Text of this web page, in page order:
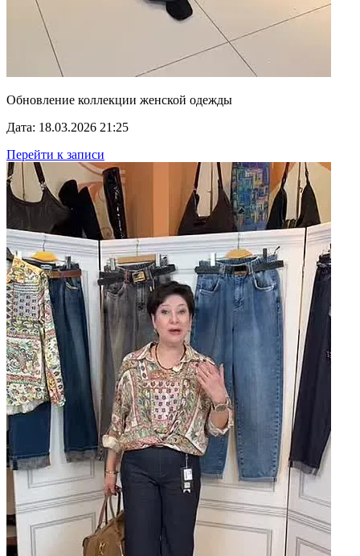
Обновление коллекции женской одежды
Дата: 18.03.2026 21:25
Перейти к записи